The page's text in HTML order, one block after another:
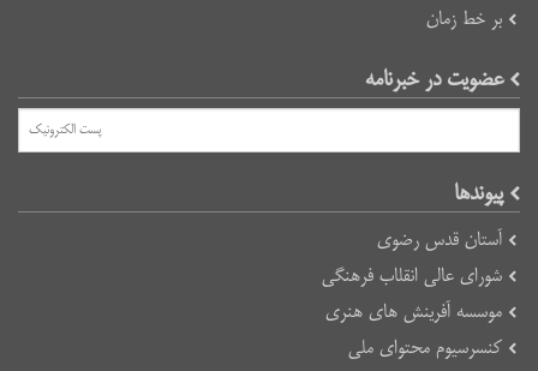
بر خط زمان
عضویت در خبرنامه
پیوند‌ها
آستان قدس رضوی
شورای عالی انقلاب فرهنگی
موسسه آفرینش های هنری
کنسرسیوم محتوای ملی